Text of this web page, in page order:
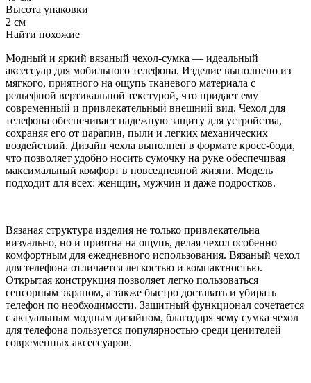
Высота упаковки
2 см
Найти похожие
Модный и яркий вязаный чехол-сумка — идеальный
аксессуар для мобильного телефона. Изделие выполнено из
мягкого, приятного на ощупь тканевого материала с
рельефной вертикальной текстурой, что придает ему
современный и привлекательный внешний вид. Чехол для
телефона обеспечивает надежную защиту для устройства,
сохраняя его от царапин, пыли и легких механических
воздействий. Дизайн чехла выполнен в формате кросс-боди,
что позволяет удобно носить сумочку на руке обеспечивая
максимальный комфорт в повседневной жизни. Модель
подходит для всех: женщин, мужчин и даже подростков.
Вязаная структура изделия не только привлекательна
визуально, но и приятна на ощупь, делая чехол особенно
комфортным для ежедневного использования. Вязаный чехол
для телефона отличается легкостью и компактностью.
Открытая конструкция позволяет легко пользоваться
сенсорным экраном, а также быстро доставать и убирать
телефон по необходимости. Защитный функционал сочетается
с актуальным модным дизайном, благодаря чему сумка чехол
для телефона пользуется популярностью среди ценителей
современных аксессуаров.